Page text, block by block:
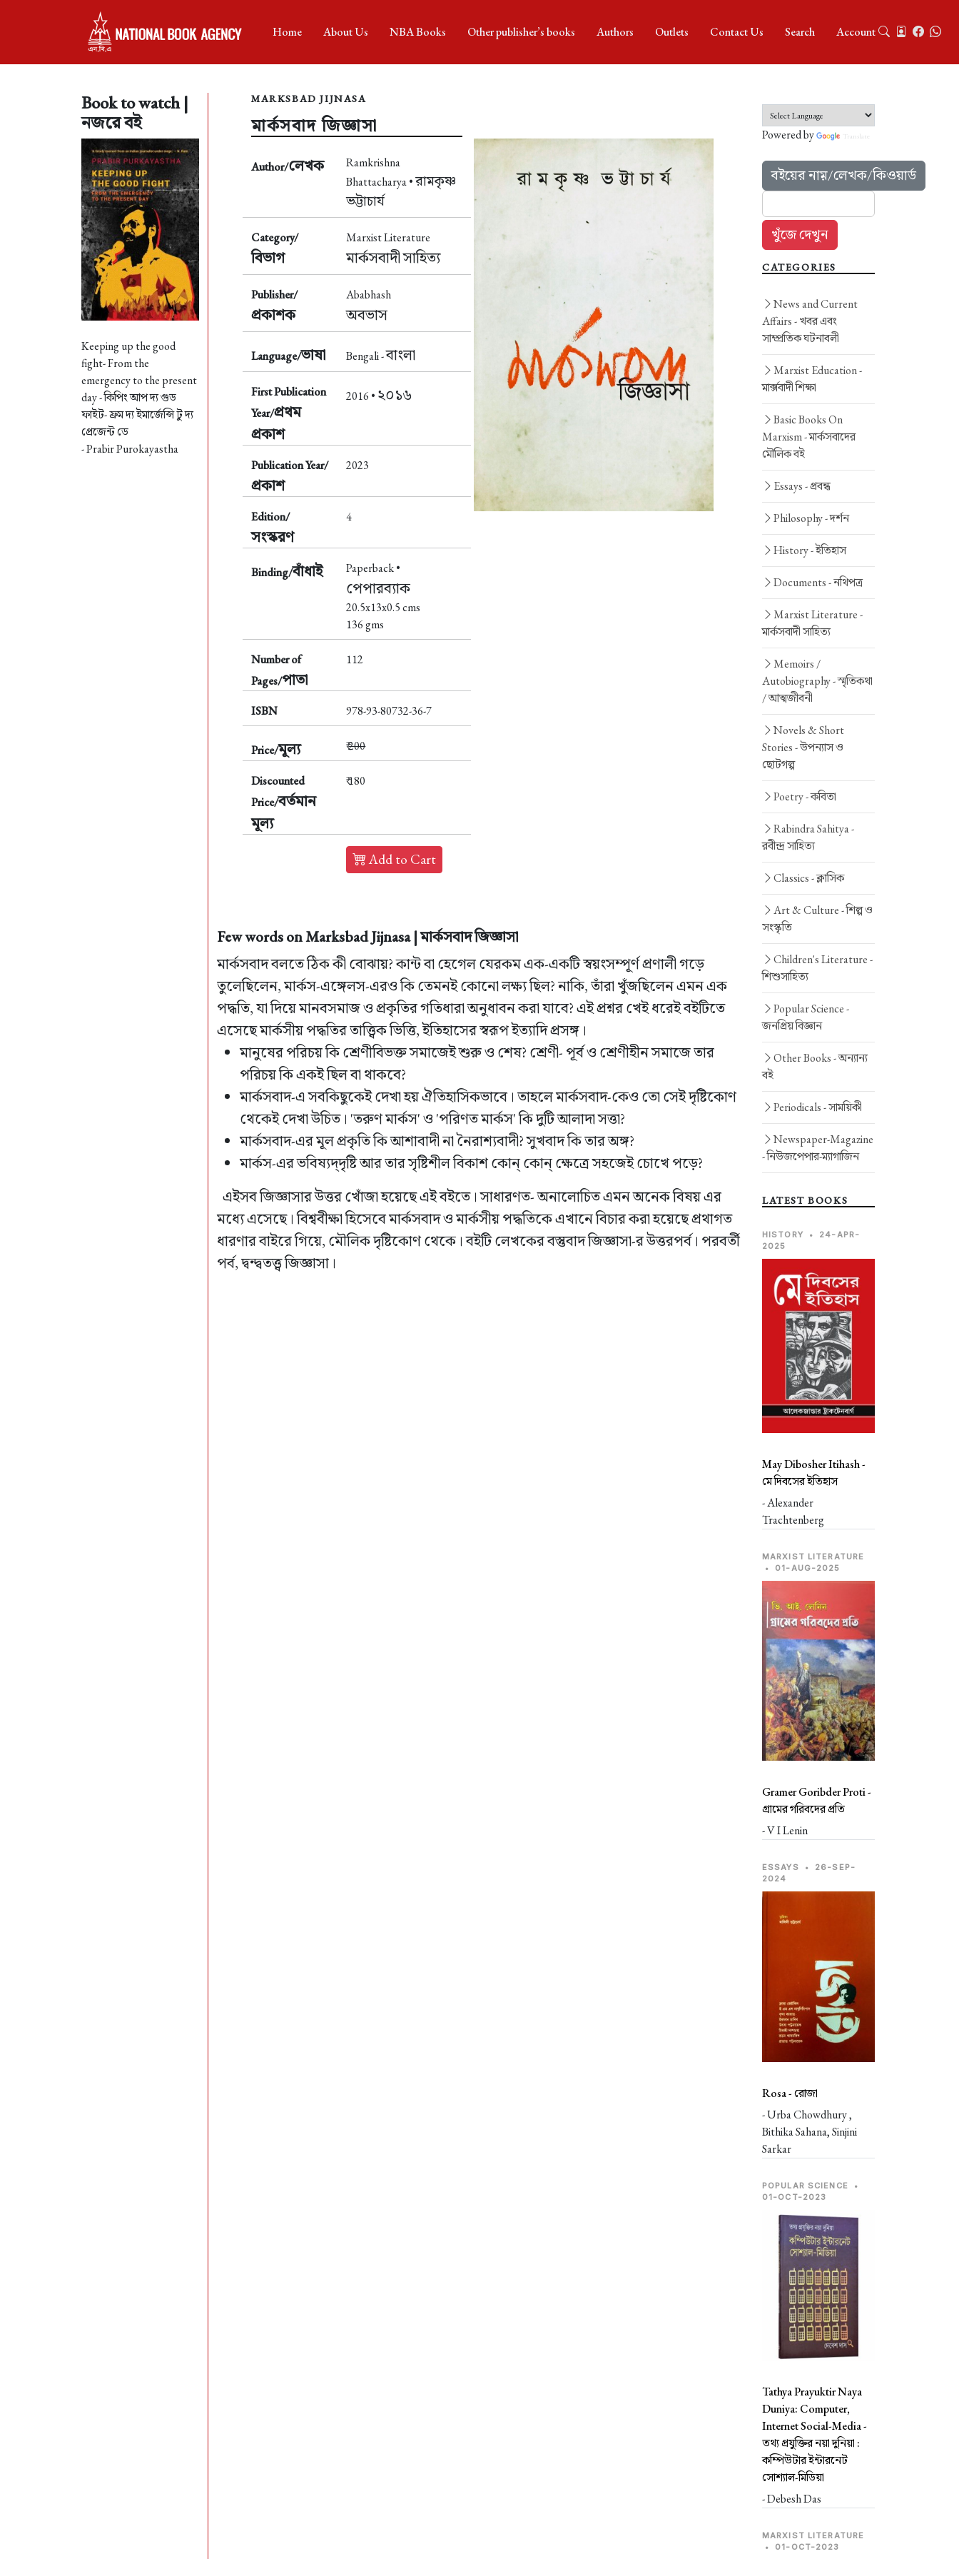
Home About Us NBA Books Other publisher’s books Authors Outlets Contact Us Search Account
Book to watch |
নজরে বই
Keeping up the good
fight- From the
emergency to the present
day -কিপিং আপ দ্য গুড
ফাইট- ফ্রম দ্য ইমার্জেন্সি টু দ্য
প্রেজেন্ট ডে
- Prabir Purokayastha
MARKSBAD JIJNASA
মার্কসবাদ জিজ্ঞাসা
Author/লেখক
Ramkrishna
Bhattacharya •রামকৃষ্ণ
ভট্টাচার্য
Category/
বিভাগ
Marxist Literature
মার্কসবাদী সাহিত্য
Publisher/
প্রকাশক
Ababhash
অবভাস
Language/ভাষা Bengali -বাংলা
First Publication
Year/প্রথম
প্রকাশ
2016 • ২০১৬
Publication Year/
প্রকাশ
2023
Edition/
সংস্করণ
4
Binding/বাঁধাই Paperback •
পেপারব্যাক
20.5x13x0.5 cms
136 gms
Number of
Pages/পাতা
112
ISBN 978-93-80732-36-7
Price/মূল্য ₹200
Discounted
Price/বর্তমান
মূল্য
₹ 180
Add to Cart
Few words on Marksbad Jijnasa | মার্কসবাদ জিজ্ঞাসা
মার্কসবাদ বলতে ঠিক কী বোঝায়? কান্ট বা হেগেল যেরকম এক-একটি স্বয়ংসম্পূর্ণ প্রণালী গড়ে
তুলেছিলেন, মার্কস-এঙ্গেলস-এরও কি তেমনই কোনো লক্ষ্য ছিল? নাকি, তাঁরা খুঁজছিলেন এমন এক
পদ্ধতি, যা দিয়ে মানবসমাজ ও প্রকৃতির গতিধারা অনুধাবন করা যাবে? এই প্রশ্নর খেই ধরেই বইটিতে
এসেছে মার্কসীয় পদ্ধতির তাত্ত্বিক ভিত্তি, ইতিহাসের স্বরূপ ইত্যাদি প্রসঙ্গ।
মানুষের পরিচয় কি শ্রেণীবিভক্ত সমাজেই শুরু ও শেষ? শ্রেণী- পূর্ব ও শ্রেণীহীন সমাজে তার
পরিচয় কি একই ছিল বা থাকবে?
মার্কসবাদ-এ সবকিছুকেই দেখা হয় ঐতিহাসিকভাবে। তাহলে মার্কসবাদ-কেও তো সেই দৃষ্টিকোণ
থেকেই দেখা উচিত। 'তরুণ মার্কস' ও 'পরিণত মার্কস' কি দুটি আলাদা সত্তা?
মার্কসবাদ-এর মূল প্রকৃতি কি আশাবাদী না নৈরাশ্যবাদী? সুখবাদ কি তার অঙ্গ?
মার্কস-এর ভবিষ্যদ্‌দৃষ্টি আর তার সৃষ্টিশীল বিকাশ কোন্ কোন্ ক্ষেত্রে সহজেই চোখে পড়ে?
এইসব জিজ্ঞাসার উত্তর খোঁজা হয়েছে এই বইতে। সাধারণত- অনালোচিত এমন অনেক বিষয় এর
মধ্যে এসেছে। বিশ্ববীক্ষা হিসেবে মার্কসবাদ ও মার্কসীয় পদ্ধতিকে এখানে বিচার করা হয়েছে প্রথাগত
ধারণার বাইরে গিয়ে, মৌলিক দৃষ্টিকোণ থেকে। বইটি লেখকের বস্তুবাদ জিজ্ঞাসা-র উত্তরপর্ব। পরবর্তী
পর্ব, দ্বন্দ্বতত্ত্ব জিজ্ঞাসা।
Powered by Translate
বইয়ের নাম়/লেখক/কিওয়ার্ড
CATEGORIES
News and Current
Affairs -খবর এবং
সাম্প্রতিক ঘটনাবলী
Marxist Education -
মার্ক্সবাদী শিক্ষা
Basic Books On
Marxism -মার্কসবাদের
মৌলিক বই
Essays -প্রবন্ধ
Philosophy -দর্শন
History -ইতিহাস
Documents -নথিপত্র
Marxist Literature -
মার্কসবাদী সাহিত্য
Memoirs /
Autobiography -স্মৃতিকথা
/ আত্মজীবনী
Novels & Short
Stories -উপন্যাস ও
ছোটগল্প
Poetry -কবিতা
Rabindra Sahitya -
রবীন্দ্র সাহিত্য
Classics -ক্লাসিক
Art & Culture -শিল্প ও
সংস্কৃতি
Children's Literature -
শিশুসাহিত্য
Popular Science -
জনপ্রিয় বিজ্ঞান
Other Books -অন্যান্য
বই
Periodicals -সাময়িকী
Newspaper-Magazine
-নিউজপেপার-ম্যাগাজিন
LATEST BOOKS
HISTORY •
24-APR-
2025
May Dibosher Itihash -
মে দিবসের ইতিহাস
- Alexander
Trachtenberg
MARXIST LITERATURE
•
01-AUG-2025
Gramer Goribder Proti -
গ্রামের গরিবদের প্রতি
- V I Lenin
ESSAYS •
26-SEP-
2024
Rosa -রোজা
- Urba Chowdhury ,
Bithika Sahana, Sinjini
Sarkar
POPULAR SCIENCE
•
01-OCT-2023
Tathya Prayuktir Naya
Duniya: Computer,
Internet Social-Media -
তথ্য প্রযুক্তির নয়া দুনিয়া :
কম্পিউটার ইন্টারনেট
সোশ্যাল-মিডিয়া
- Debesh Das
MARXIST LITERATURE
•
01-OCT-2023